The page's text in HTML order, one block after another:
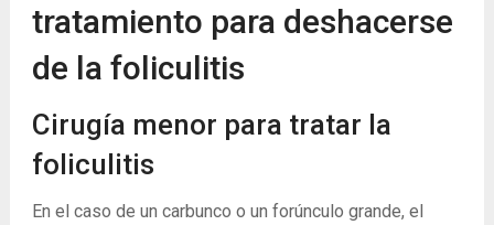
tratamiento para deshacerse
de la foliculitis
Cirugía menor para tratar la
foliculitis
En el caso de un carbunco o un forúnculo grande, el